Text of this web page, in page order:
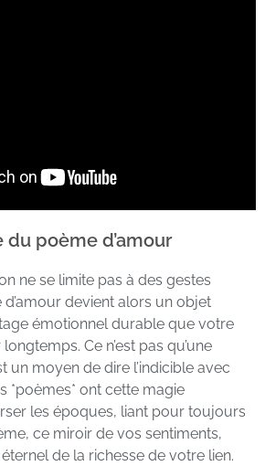
poème d’amour
ne se limite pas à des gestes
devient alors un objet
émotionnel durable que votre
Ce n’est pas qu’une
un moyen de dire l’indicible avec
*poèmes* ont cette magie
les époques, liant pour toujours
ce miroir de vos sentiments,
de la richesse de votre lien.